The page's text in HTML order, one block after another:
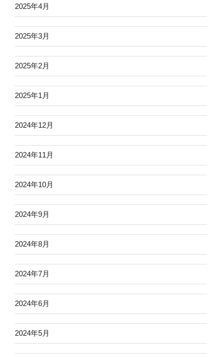
2025年4月
2025年3月
2025年2月
2025年1月
2024年12月
2024年11月
2024年10月
2024年9月
2024年8月
2024年7月
2024年6月
2024年5月